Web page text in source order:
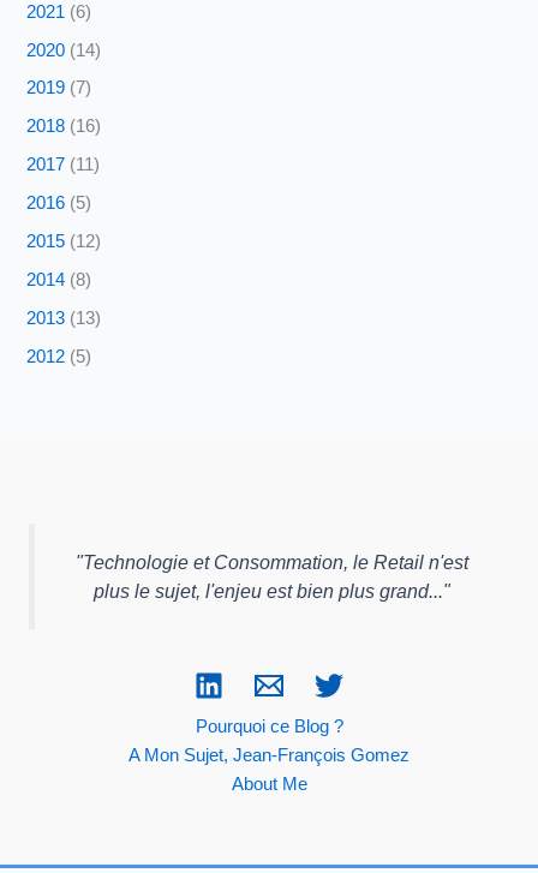
2021 (6)
2020 (14)
2019 (7)
2018 (16)
2017 (11)
2016 (5)
2015 (12)
2014 (8)
2013 (13)
2012 (5)
"Technologie et Consommation, le Retail n'est
plus le sujet, l'enjeu est bien plus grand... "
Pourquoi ce Blog ?
A Mon Sujet, Jean-François Gomez
About Me